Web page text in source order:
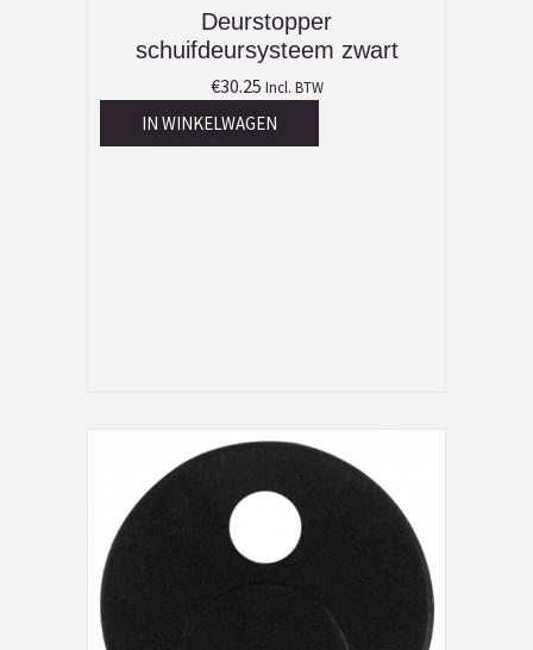
Deurstopper
schuifdeursysteem zwart
€30.25 Incl. BTW
IN WINKELWAGEN